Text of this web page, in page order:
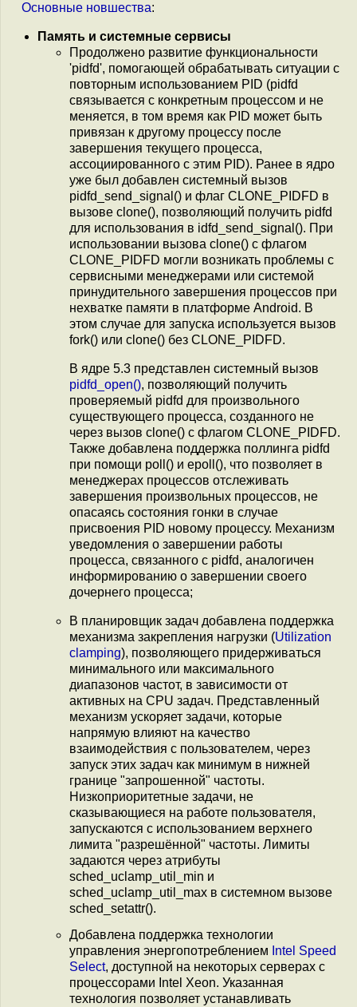
Основные новшества:
Память и системные сервисы
Продолжено развитие функциональности
'pidfd', помогающей обрабатывать ситуации с
повторным использованием PID (pidfd
связывается с конкретным процессом и не
меняется, в том время как PID может быть
привязан к другому процессу после
завершения текущего процесса,
ассоциированного с этим PID). Ранее в ядро
уже был добавлен системный вызов
pidfd_send_signal() и флаг CLONE_PIDFD в
вызове clone(), позволяющий получить pidfd
для использования в idfd_send_signal(). При
использовании вызова clone() с флагом
CLONE_PIDFD могли возникать проблемы с
сервисными менеджерами или системой
принудительного завершения процессов при
нехватке памяти в платформе Android. В
этом случае для запуска используется вызов
fork() или clone() без CLONE_PIDFD.
В ядре 5.3 представлен системный вызов
pidfd_open(), позволяющий получить
проверяемый pidfd для произвольного
существующего процесса, созданного не
через вызов clone() с флагом CLONE_PIDFD.
Также добавлена поддержка поллинга pidfd
при помощи poll() и epoll(), что позволяет в
менеджерах процессов отслеживать
завершения произвольных процессов, не
опасаясь состояния гонки в случае
присвоения PID новому процессу. Механизм
уведомления о завершении работы
процесса, связанного с pidfd, аналогичен
информированию о завершении своего
дочернего процесса;
В планировщик задач добавлена поддержка
механизма закрепления нагрузки (Utilization
clamping), позволяющего придерживаться
минимального или максимального
диапазонов частот, в зависимости от
активных на CPU задач. Представленный
механизм ускоряет задачи, которые
напрямую влияют на качество
взаимодействия с пользователем, через
запуск этих задач как минимум в нижней
границе "запрошенной" частоты.
Низкоприоритетные задачи, не
сказывающиеся на работе пользователя,
запускаются c использованием верхнего
лимита "разрешённой" частоты. Лимиты
задаются через атрибуты
sched_uclamp_util_min и
sched_uclamp_util_max в системном вызове
sched_setattr().
Добавлена поддержка технологии
управления энергопотреблением Intel Speed
Select, доступной на некоторых серверах с
процессорами Intel Xeon. Указанная
технология позволяет устанавливать